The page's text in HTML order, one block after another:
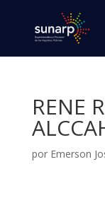
RENE
por Emerson